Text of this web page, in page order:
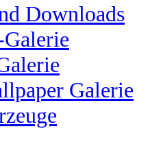
Downloads
Galerie